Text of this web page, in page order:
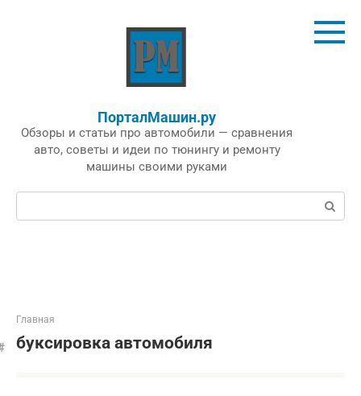
ПорталМашин.ру
Обзоры и статьи про автомобили — сравнения
авто, советы и идеи по тюнингу и ремонту
машины своими руками
Поиск:
Главная
буксировка автомобиля